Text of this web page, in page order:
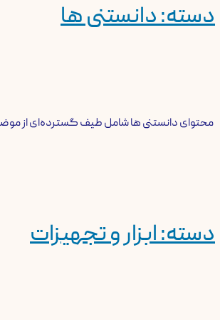
دسته: دانستنی ها
​محتوای دانستنی ها شامل طیف گسترده‌ای از
دسته: ابزار و تجهیزات